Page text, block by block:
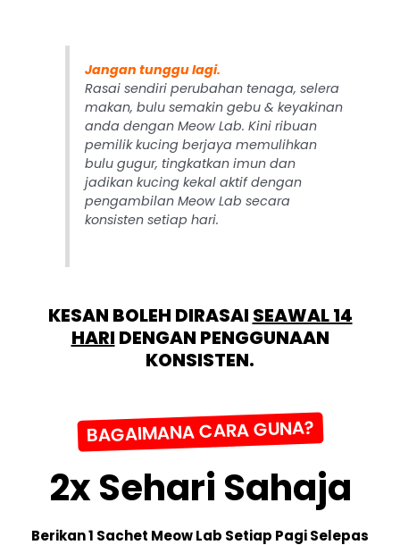
Jangan tunggu lagi.
Rasai sendiri perubahan tenaga, selera
makan, bulu semakin gebu & keyakinan
anda dengan Meow Lab. Kini ribuan
pemilik kucing berjaya memulihkan
bulu gugur, tingkatkan imun dan
jadikan kucing kekal aktif dengan
pengambilan Meow Lab secara
konsisten setiap hari.
KESAN BOLEH DIRASAI SEAWAL 14
HARI DENGAN PENGGUNAAN
KONSISTEN.
BAGAIMANA CARA GUNA?
2x Sehari Sahaja
Berikan 1 Sachet Meow Lab Setiap Pagi Selepas